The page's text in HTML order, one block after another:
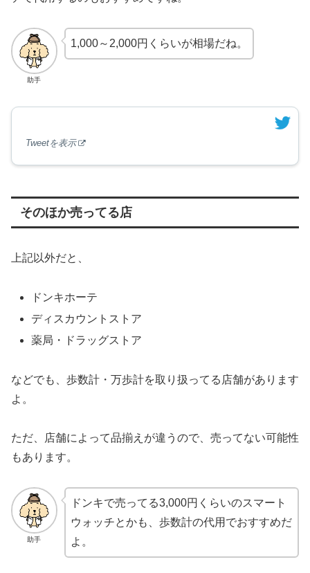
助手
1,000～2,000円くらいが相場だね。
Tweetを表示
そのほか売ってる店
上記以外だと、
ドンキホーテ
ディスカウントストア
薬局・ドラッグストア
などでも、歩数計・万歩計を取り扱ってる店舗があります
よ。
ただ、店舗によって品揃えが違うので、売ってない可能性
もあります。
助手
ドンキで売ってる3,000円くらいのスマート
ウォッチとかも、歩数計の代用でおすすめだ
よ。